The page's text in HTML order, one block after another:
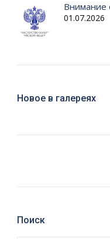
Внимание
01.07.2026
Новое в галереях
Поиск